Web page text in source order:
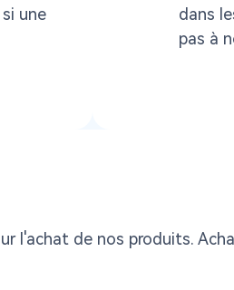
une
dans
pas à
l'achat de nos produits.